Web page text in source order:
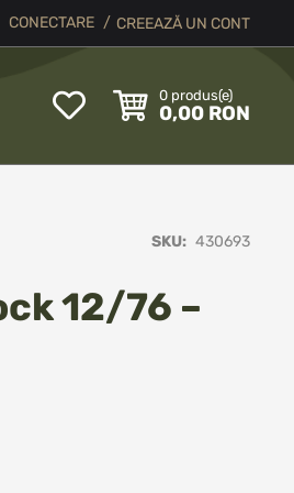
CONECTARE CREEAZĂ UN CONT
0 produs(e)
0,00 RON
SKU 430693
12/76 –